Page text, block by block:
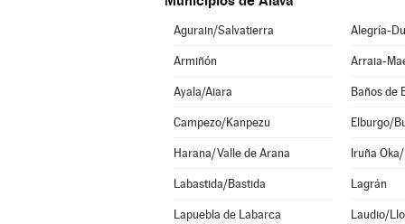
Agurain/Salvatierra Alegría-
Armiñón Arraia-
Ayala/Aiara Baños de
Campezo/Kanpezu Elburgo/
Harana/Valle de Arana Iruña
Labastida/Bastida Lagrán
Lapuebla de Labarca Laudio/